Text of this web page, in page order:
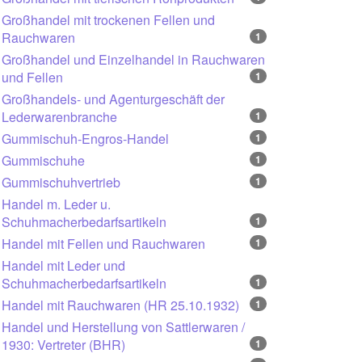
Großhandel mit trockenen Fellen und
Rauchwaren
1
Großhandel und Einzelhandel in Rauchwaren
und Fellen
1
Großhandels- und Agenturgeschäft der
Lederwarenbranche
1
Gummischuh-Engros-Handel 1
Gummischuhe 1
Gummischuhvertrieb 1
Handel m. Leder u.
Schuhmacherbedarfsartikeln
1
Handel mit Fellen und Rauchwaren 1
Handel mit Leder und
Schuhmacherbedarfsartikeln
1
Handel mit Rauchwaren (HR 25.10.1932) 1
Handel und Herstellung von Sattlerwaren /
1930: Vertreter (BHR)
1